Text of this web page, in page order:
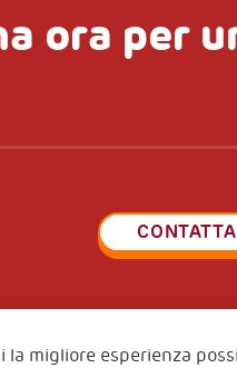
ora per
migliore esperienza